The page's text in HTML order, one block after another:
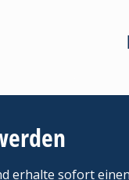
erhalte sofort